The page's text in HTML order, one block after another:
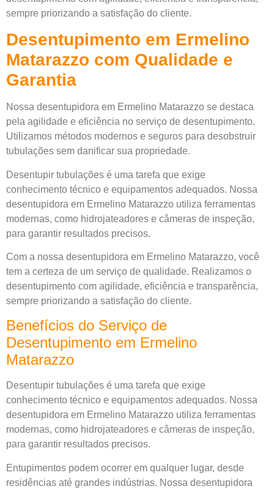
sempre priorizando a satisfação do cliente.
Desentupimento em Ermelino
Matarazzo com Qualidade e
Garantia
Nossa desentupidora em Ermelino Matarazzo se destaca
pela agilidade e eficiência no serviço de desentupimento.
Utilizamos métodos modernos e seguros para desobstruir
tubulações sem danificar sua propriedade.
Desentupir tubulações é uma tarefa que exige
conhecimento técnico e equipamentos adequados. Nossa
desentupidora em Ermelino Matarazzo utiliza ferramentas
modernas, como hidrojateadores e câmeras de inspeção,
para garantir resultados precisos.
Com a nossa desentupidora em Ermelino Matarazzo, você
tem a certeza de um serviço de qualidade. Realizamos o
desentupimento com agilidade, eficiência e transparência,
sempre priorizando a satisfação do cliente.
Benefícios do Serviço de
Desentupimento em Ermelino
Matarazzo
Desentupir tubulações é uma tarefa que exige
conhecimento técnico e equipamentos adequados. Nossa
desentupidora em Ermelino Matarazzo utiliza ferramentas
modernas, como hidrojateadores e câmeras de inspeção,
para garantir resultados precisos.
Entupimentos podem ocorrer em qualquer lugar, desde
residências até grandes indústrias. Nossa desentupidora